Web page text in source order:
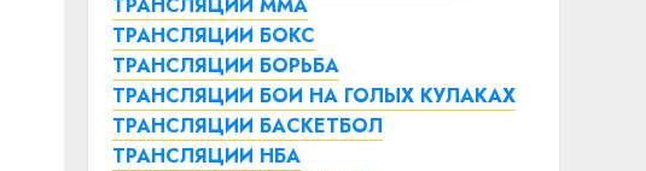
ТРАНСЛЯЦИИ БОКС
ТРАНСЛЯЦИИ БОРЬБА
ТРАНСЛЯЦИИ БОИ НА ГОЛЫХ КУЛАКАХ
ТРАНСЛЯЦИИ БАСКЕТБОЛ
ТРАНСЛЯЦИИ НБА